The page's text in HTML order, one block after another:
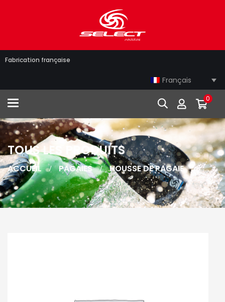
Fabrication française
Français
Toggle navigation 0
TOUS LES PRODUITS
ACCUEIL PAGAIES HOUSSE DE PAGAIE